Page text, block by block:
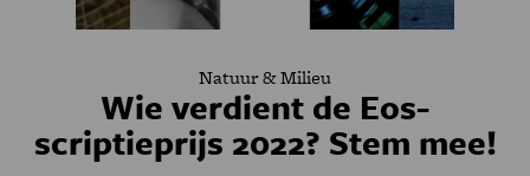
Natuur & Milieu
Wie verdient de Eos-
scriptieprijs 2022? Stem mee!